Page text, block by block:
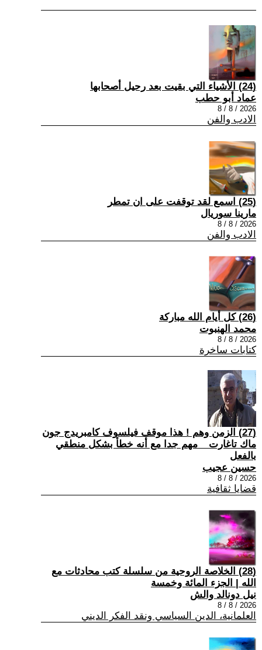
(24) الأشياء التي بقيت بعد رحيل أصحابها
عماد أبو حطب
2026 / 8 / 8
الادب والفن
(25) اسمع لقد توقفت على ان تمطر
مارينا سوريال
2026 / 8 / 8
الادب والفن
(26) كل أيام الله مباركة
محمد الهنبوت
2026 / 8 / 8
كتابات ساخرة
(27) الزمن وهم ! هذا موقف فيلسوف كامبريدج جون
ماك تاغارت _ مهم جدا مع أنه خطأ بشكل منطقي
بالفعل
حسين عجيب
2026 / 8 / 8
قضايا ثقافية
(28) الخلاصة الروحية من سلسلة كتب محادثات مع
الله | الجزء المائة وخمسة
نيل دونالد والش
2026 / 8 / 8
العلمانية، الدين السياسي ونقد الفكر الديني